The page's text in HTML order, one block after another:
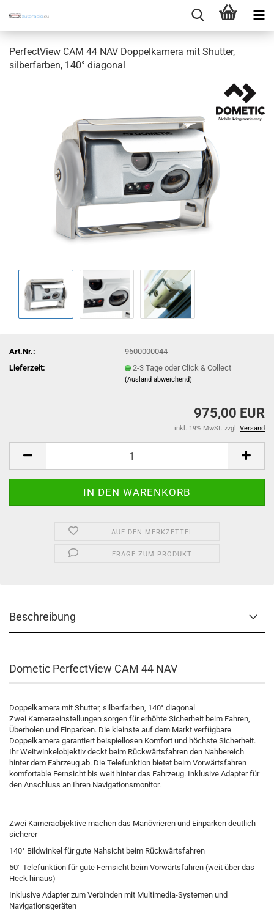
PerfectView CAM 44 NAV Doppelkamera mit Shutter,
silberfarben, 140° diagonal
Art.Nr.:
9600000044
Lieferzeit:
2-3 Tage oder Click & Collect
(Ausland abweichend)
975,00 EUR
inkl. 19% MwSt. zzgl. Versand
AUF DEN MERKZETTEL
FRAGE ZUM PRODUKT
Beschreibung
Dometic PerfectView CAM 44 NAV
Doppelkamera mit Shutter, silberfarben, 140° diagonal
Zwei Kameraeinstellungen sorgen für erhöhte Sicherheit beim Fahren,
Überholen und Einparken. Die kleinste auf dem Markt verfügbare
Doppelkamera garantiert beispiellosen Komfort und höchste Sicherheit.
Ihr Weitwinkelobjektiv deckt beim Rückwärtsfahren den Nahbereich
hinter dem Fahrzeug ab. Die Telefunktion bietet beim Vorwärtsfahren
komfortable Fernsicht bis weit hinter das Fahrzeug. Inklusive Adapter für
den Anschluss an Ihren Navigationsmonitor.
Zwei Kameraobjektive machen das Manövrieren und Einparken deutlich
sicherer
140° Bildwinkel für gute Nahsicht beim Rückwärtsfahren
50° Telefunktion für gute Fernsicht beim Vorwärtsfahren (weit über das
Heck hinaus)
Inklusive Adapter zum Verbinden mit Multimedia-Systemen und
Navigationsgeräten